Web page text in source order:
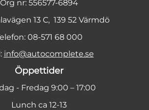
Org nr: 556577-6894
13 C, 139 52 Värmdö
08-571 68 000
info@autocomplete.se
Öppettider
- Fredag 9:00 – 17:00
Lunch ca 12-13